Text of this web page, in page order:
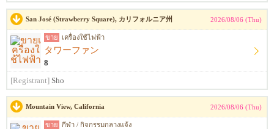
San José (Strawberry Square), カリフォルニア州 2026/08/06 (Thu)
ขาย เครื่องใช้ไฟฟ้า
タワーファン
8
[Registrant] Sho
Mountain View, California 2026/08/06 (Thu)
ขาย กีฬา / กิจกรรมกลางแจ้ง